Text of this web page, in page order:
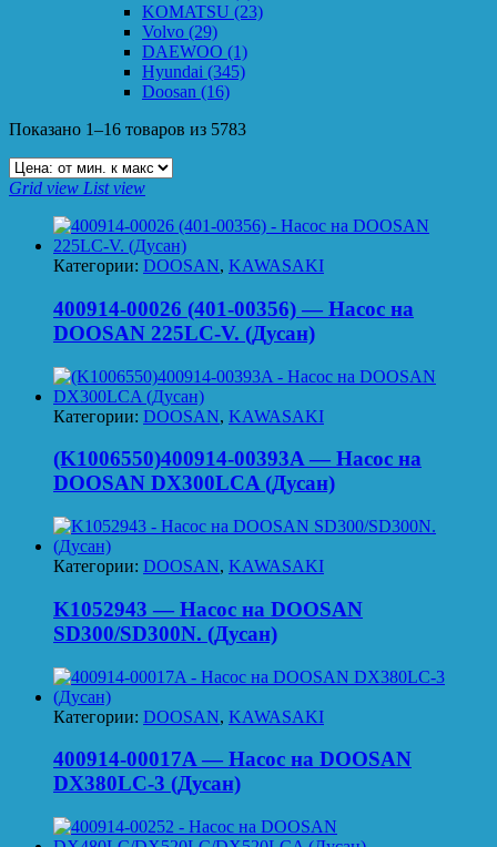
KOMATSU (23)
Volvo (29)
DAEWOO (1)
Hyundai (345)
Doosan (16)
Показано 1–16 товаров из 5783
Grid view List view
Категории: DOOSAN, KAWASAKI
400914-00026 (401-00356) — Насос на
DOOSAN 225LC-V. (Дусан)
Категории: DOOSAN, KAWASAKI
(K1006550)400914-00393A — Насос на
DOOSAN DX300LCA (Дусан)
Категории: DOOSAN, KAWASAKI
K1052943 — Насос на DOOSAN
SD300/SD300N. (Дусан)
Категории: DOOSAN, KAWASAKI
400914-00017A — Насос на DOOSAN
DX380LC-3 (Дусан)